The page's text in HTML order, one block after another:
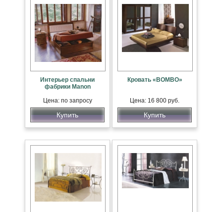
Интерьер спальни
фабрики Manon
Цена: по запросу
Купить
Кровать «BOMBO»
Цена: 16 800 руб.
Купить